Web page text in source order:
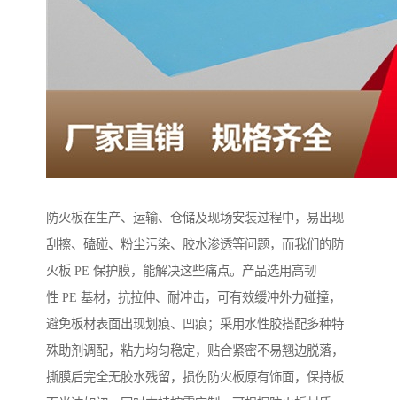
防火板在生产、运输、仓储及现场安装过程中，易出现
刮擦、磕碰、粉尘污染、胶水渗透等问题，而我们的防
火板 PE 保护膜，能解决这些痛点。产品选用高韧
性 PE 基材，抗拉伸、耐冲击，可有效缓冲外力碰撞，
避免板材表面出现划痕、凹痕；采用水性胶搭配多种特
殊助剂调配，粘力均匀稳定，贴合紧密不易翘边脱落，
撕膜后完全无胶水残留，损伤防火板原有饰面，保持板